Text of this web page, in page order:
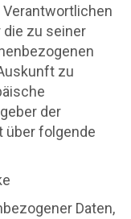
zu seiner
zu
der
über folgende
Daten,